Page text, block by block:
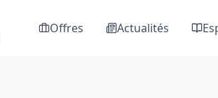
Offres Actualités